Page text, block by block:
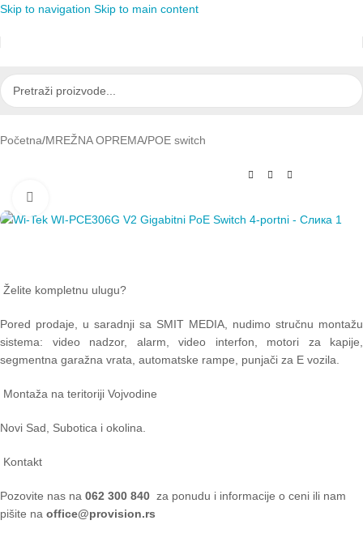
Skip to navigation Skip to main content
Početna/MREŽNA OPREMA/POE switch
Želite kompletnu ulugu?
Pored prodaje, u saradnji sa SMIT MEDIA, nudimo stručnu montažu
sistema: video nadzor, alarm, video interfon, motori za kapije,
segmentna garažna vrata, automatske rampe, punjači za E vozila.
Montaža na teritoriji Vojvodine
Novi Sad, Subotica i okolina.
Kontakt
Pozovite nas na 062 300 840 za ponudu i informacije o ceni ili nam
pišite na office@provision.rs